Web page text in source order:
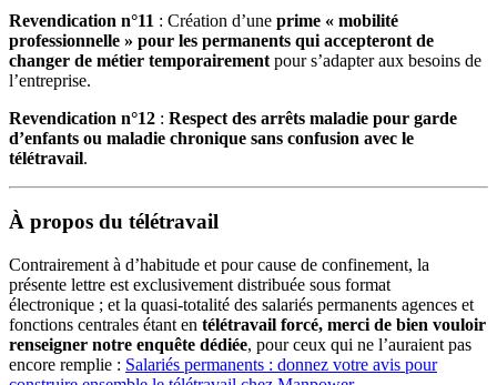
Revendication n°11 : Création d’une prime « mobilité
professionnelle » pour les permanents qui accepteront de
changer de métier temporairement pour s’adapter aux besoins de
l’entreprise.
Revendication n°12 : Respect des arrêts maladie pour garde
d’enfants ou maladie chronique sans confusion avec le
télétravail.
À propos du télétravail
Contrairement à d’habitude et pour cause de confinement, la
présente lettre est exclusivement distribuée sous format
électronique ; et la quasi-totalité des salariés permanents agences et
fonctions centrales étant en télétravail forcé, merci de bien vouloir
renseigner notre enquête dédiée, pour ceux qui ne l’auraient pas
encore remplie : Salariés permanents : donnez votre avis pour